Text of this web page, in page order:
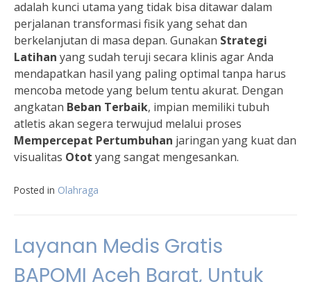
adalah kunci utama yang tidak bisa ditawar dalam
perjalanan transformasi fisik yang sehat dan
berkelanjutan di masa depan. Gunakan Strategi
Latihan yang sudah teruji secara klinis agar Anda
mendapatkan hasil yang paling optimal tanpa harus
mencoba metode yang belum tentu akurat. Dengan
angkatan Beban Terbaik, impian memiliki tubuh
atletis akan segera terwujud melalui proses
Mempercepat Pertumbuhan jaringan yang kuat dan
visualitas Otot yang sangat mengesankan.
Posted in Olahraga
Layanan Medis Gratis
BAPOMI Aceh Barat, Untuk